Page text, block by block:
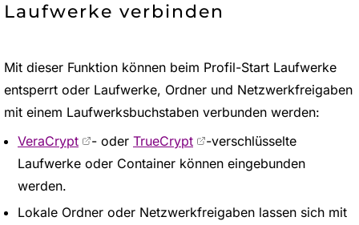
Laufwerke verbinden
Mit dieser Funktion können beim Profil-Start Laufwerke
entsperrt oder Laufwerke, Ordner und Netzwerkfreigaben
mit einem Laufwerksbuchstaben verbunden werden:
VeraCrypt
- oder TrueCrypt
-verschlüsselte
Laufwerke oder Container können eingebunden
werden.
Lokale Ordner oder Netzwerkfreigaben lassen sich mit